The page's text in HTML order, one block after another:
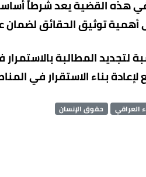
هذه القضية يعد شرطاً
توثيق الحقائق لضمان
لتجديد المطالبة
بناء الاستقرار في
العراقي حقوق الإنسان